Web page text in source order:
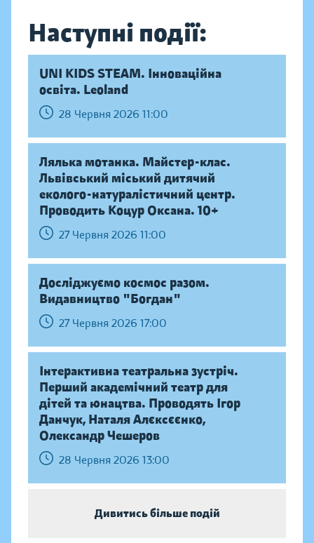
Наступні події:
UNI KIDS STEAM. Інноваційна
освіта. Leoland
28 Червня 2026 11:00
Лялька мотанка. Майстер-клас.
Львівський міський дитячий
еколого-натуралістичний центр.
Проводить Коцур Оксана. 10+
27 Червня 2026 11:00
Досліджуємо космос разом.
Видавництво "Богдан"
27 Червня 2026 17:00
Інтерактивна театральна зустріч.
Перший академічний театр для
дітей та юнацтва. Проводять Ігор
Данчук, Наталя Алєксєєнко,
Олександр Чешеров
28 Червня 2026 13:00
Дивитись більше подій